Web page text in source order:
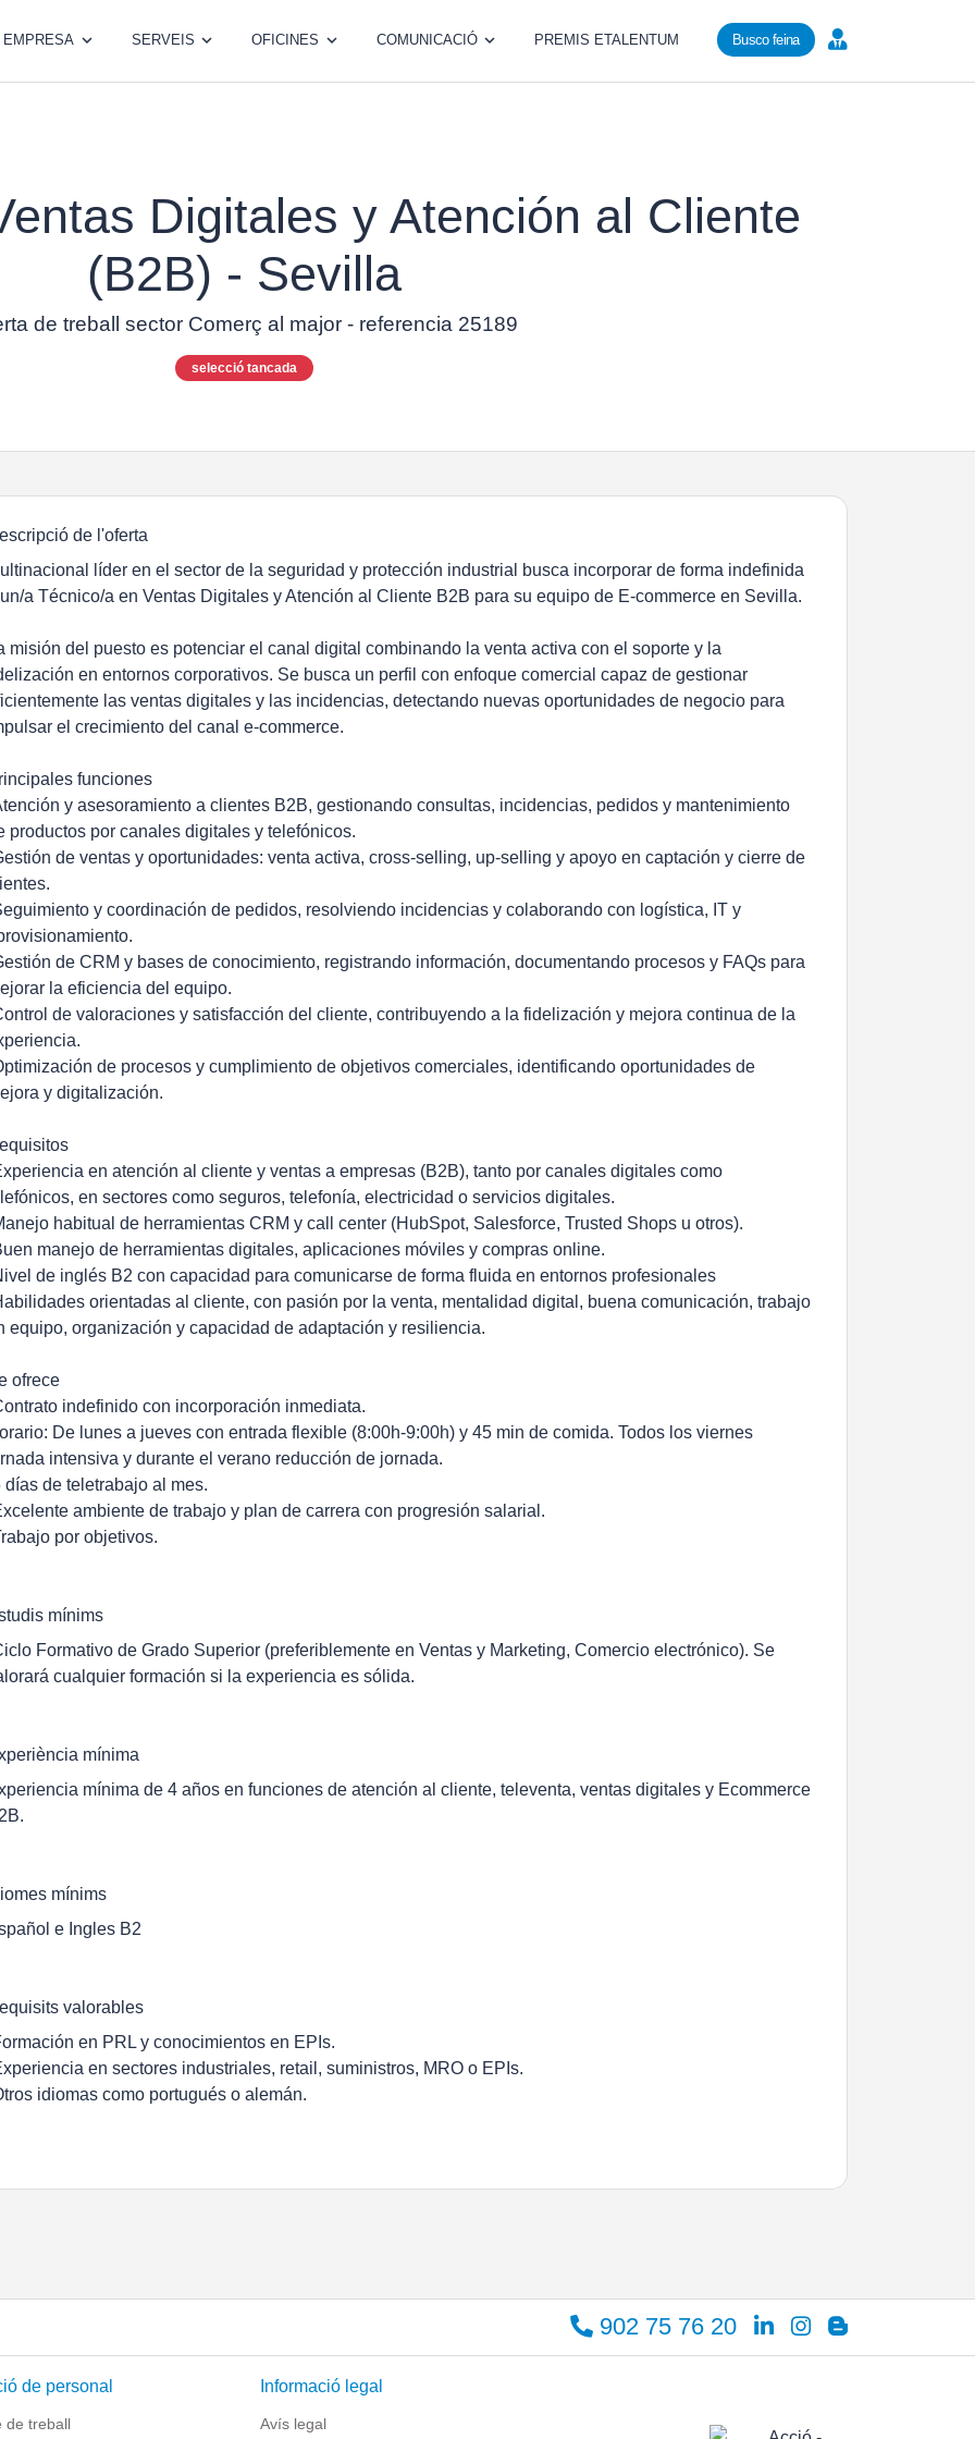
EMPRESA SERVEIS OFICINES COMUNICACIÓ PREMIS ETALENTUM Busco feina
Digitales y Atención al Cliente
(B2B) - Sevilla
de treball sector Comerç al major - referencia 25189
selecció tancada
de l'oferta
líder en el sector de la seguridad y protección industrial busca incorporar de forma indefinida
a Técnico/a en Ventas Digitales y Atención al Cliente B2B para su equipo de E-commerce en Sevilla.
misión del puesto es potenciar el canal digital combinando la venta activa con el soporte y la
en entornos corporativos. Se busca un perfil con enfoque comercial capaz de gestionar
las ventas digitales y las incidencias, detectando nuevas oportunidades de negocio para
el crecimiento del canal e-commerce.
funciones
y asesoramiento a clientes B2B, gestionando consultas, incidencias, pedidos y mantenimiento
productos por canales digitales y telefónicos.
de ventas y oportunidades: venta activa, cross-selling, up-selling y apoyo en captación y cierre de
y coordinación de pedidos, resolviendo incidencias y colaborando con logística, IT y
de CRM y bases de conocimiento, registrando información, documentando procesos y FAQs para
la eficiencia del equipo.
de valoraciones y satisfacción del cliente, contribuyendo a la fidelización y mejora continua de la
de procesos y cumplimiento de objetivos comerciales, identificando oportunidades de
y digitalización.
en atención al cliente y ventas a empresas (B2B), tanto por canales digitales como
en sectores como seguros, telefonía, electricidad o servicios digitales.
habitual de herramientas CRM y call center (HubSpot, Salesforce, Trusted Shops u otros).
manejo de herramientas digitales, aplicaciones móviles y compras online.
de inglés B2 con capacidad para comunicarse de forma fluida en entornos profesionales
orientadas al cliente, con pasión por la venta, mentalidad digital, buena comunicación, trabajo
equipo, organización y capacidad de adaptación y resiliencia.
ofrece
indefinido con incorporación inmediata.
De lunes a jueves con entrada flexible (8:00h-9:00h) y 45 min de comida. Todos los viernes
intensiva y durante el verano reducción de jornada.
días de teletrabajo al mes.
ambiente de trabajo y plan de carrera con progresión salarial.
por objetivos.
mínims
Formativo de Grado Superior (preferiblemente en Ventas y Marketing, Comercio electrónico). Se
cualquier formación si la experiencia es sólida.
mínima
mínima de 4 años en funciones de atención al cliente, televenta, ventas digitales y Ecommerce
mínims
e Ingles B2
valorables
en PRL y conocimientos en EPIs.
en sectores industriales, retail, suministros, MRO o EPIs.
idiomas como portugués o alemán.
902 75 76 20
de personal
de treball
Informació legal
Avís legal